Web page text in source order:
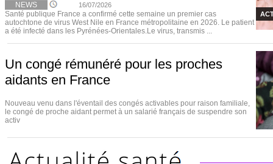
NEWS 16/07/2026
Santé publique France a confirmé cette semaine un premier cas
autochtone de virus West Nile en France métropolitaine en 2026. Le patient
a été infecté dans les Pyrénées-Orientales.Le virus, transmis ...
Un congé rémunéré pour les proches
aidants en France
Nouveau venu dans l'éventail des congés activables pour raison familiale,
le congé de proche aidant permet à un salarié français de suspendre son
activ